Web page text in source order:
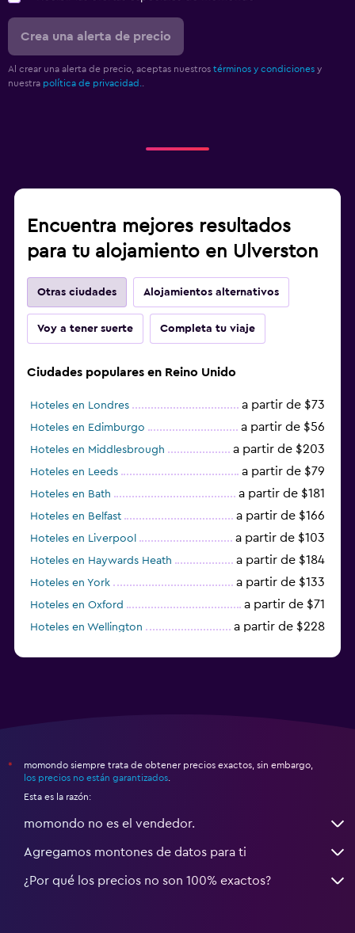
Crea una alerta de precio
Al crear una alerta de precio, aceptas nuestros términos y condiciones y
nuestra política de privacidad.
Encuentra mejores resultados
para tu alojamiento en Ulverston
Otras ciudades Alojamientos alternativos
Voy a tener suerte Completa tu viaje
Ciudades populares en Reino Unido
Hoteles en Londres a partir de $73
Hoteles en Edimburgo a partir de $56
Hoteles en Middlesbrough a partir de $203
Hoteles en Leeds a partir de $79
Hoteles en Bath a partir de $181
Hoteles en Belfast a partir de $166
Hoteles en Liverpool a partir de $103
Hoteles en Haywards Heath a partir de $184
Hoteles en York a partir de $133
Hoteles en Oxford a partir de $71
Hoteles en Wellington a partir de $228
*
momondo siempre trata de obtener precios exactos, sin embargo,
los precios no están garantizados
Esta es la razón:
momondo no es el vendedor.
Agregamos montones de datos para ti
¿Por qué los precios no son 100% exactos?